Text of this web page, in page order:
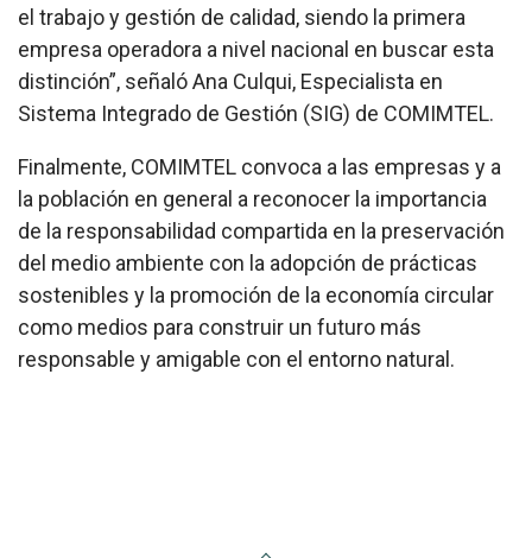
el trabajo y gestión de calidad, siendo la primera
empresa operadora a nivel nacional en buscar esta
distinción”, señaló Ana Culqui, Especialista en
Sistema Integrado de Gestión (SIG) de COMIMTEL.
Finalmente, COMIMTEL convoca a las empresas y a
la población en general a reconocer la importancia
de la responsabilidad compartida en la preservación
del medio ambiente con la adopción de prácticas
sostenibles y la promoción de la economía circular
como medios para construir un futuro más
responsable y amigable con el entorno natural.